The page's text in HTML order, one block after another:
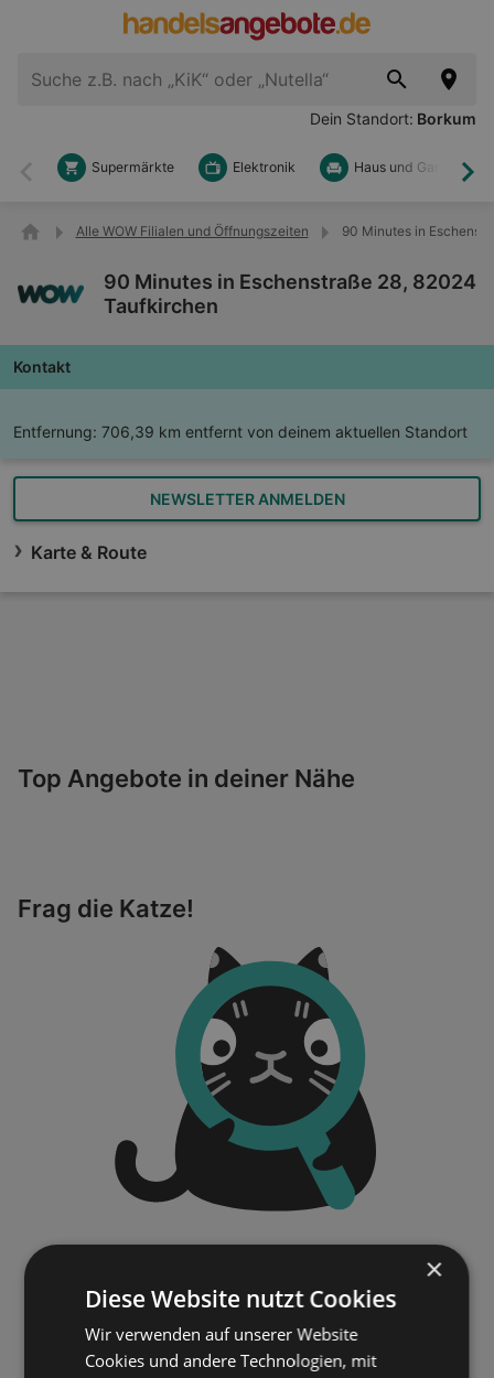
Dein Standort: Borkum
Zurück
Supermärkte Elektronik Haus und Garten
Alle WOW Filialen und Öffnungszeiten 90 Minutes in
90 Minutes in Eschenstraße 28, 82024
Taufkirchen
Kontakt
Entfernung: 706,39 km entfernt von deinem aktuellen Standort
NEWSLETTER ANMELDEN
Karte & Route
Top Angebote in deiner Nähe
Frag die Katze!
×
Diese Website nutzt Cookies
Wir verwenden auf unserer Website
Cookies und andere Technologien, mit